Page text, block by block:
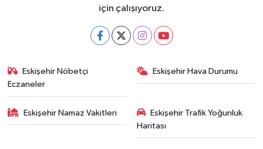
için çalışıyoruz.
Eskişehir Nöbetçi
Eczaneler
Eskişehir Hava Durumu
Eskişehir Namaz Vakitleri
Eskişehir Trafik Yoğunluk
Haritası